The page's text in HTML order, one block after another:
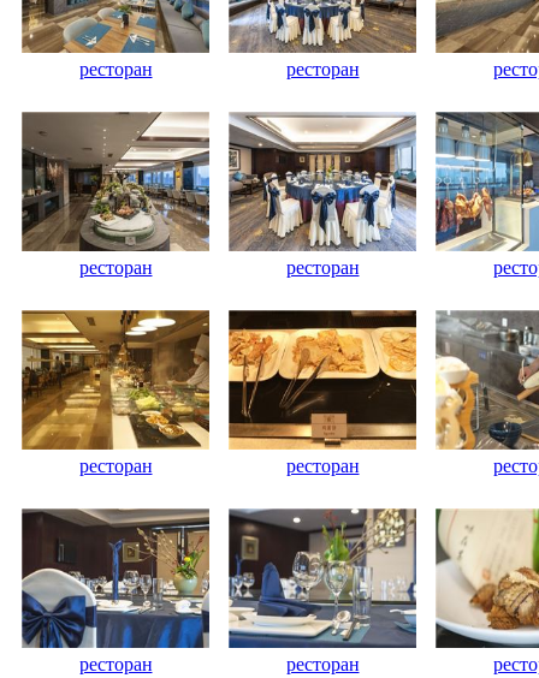
ресторан ресторан
ресторан ресторан
ресторан ресторан
ресторан ресторан